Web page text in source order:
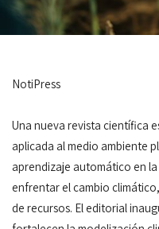
NotiPress
Una nueva revista científica
aplicada al medio ambiente
aprendizaje automático en
enfrentar el cambio
de recursos. El editorial